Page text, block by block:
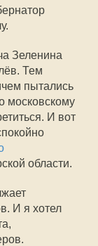
Зеленина
Тем
пытались
московскому
И вот
области.
И я хотел